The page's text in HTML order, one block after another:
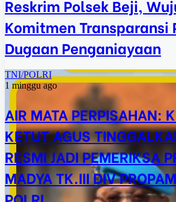
Reskrim Polsek Beji,
Komitmen Transparansi
Dugaan Penganiayaan
TNI/POLRI
1 minggu ago
AIR MATA PERPISAHAN:
KETUT AGUS
RESMI JADI PEMERIKSA
MADYA TK.III DIV